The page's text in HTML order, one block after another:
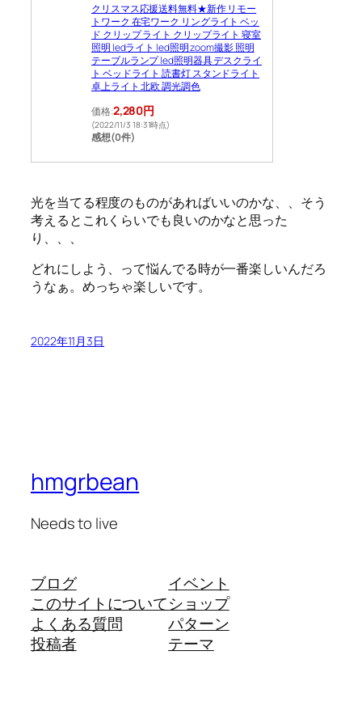
クリスマス応援送料無料★新作 リモー
トワーク 在宅ワーク リングライト ベッ
ド クリップ ライト クリップライト 寝室
照明 ledライト led照明 zoom撮影 照明
テーブルランプ led照明器具 デスクライ
ト ベッドライト 読書灯 スタンドライト
卓上ライト 北欧 調光調色
価格:2,280円
(2022/11/3 18:31時点)
感想(0件)
光を当てる程度のものがあればいいのかな、、そう
考えるとこれくらいでも良いのかなと思った
り、、、
どれにしよう、って悩んでる時が一番楽しいんだろ
うなぁ。めっちゃ楽しいです。
2022年11月3日
hmgrbean
Needs to live
ブログ
このサイトについて
よくある質問
投稿者
イベント
ショップ
パターン
テーマ